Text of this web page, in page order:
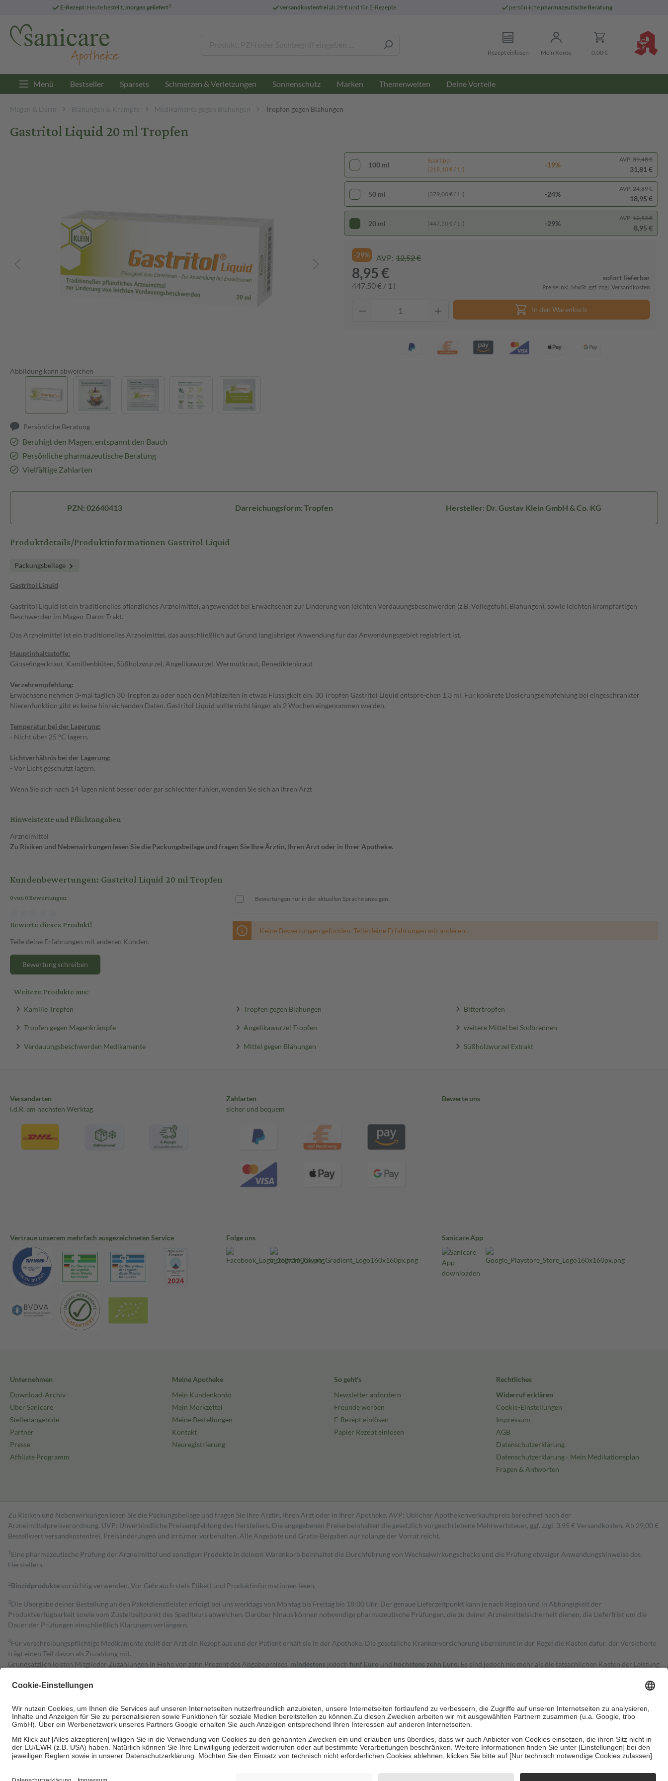
E-Rezept: Heute bestellt, morgen geliefert3 versandkostenfreiab 29 € und für E-Rezepte persönliche pharmazeutische Beratung
Rezept einlösen Mein Konto 0,00 €
Menü Bestseller Sparsets Schmerzen & Verletzungen Sonnenschutz Marken Themenwelten Deine Vorteile
Magen & Darm Blähungen & Krämpfe Medikamente gegen Blähungen Tropfen gegen Blähungen
Gastritol Liquid 20 ml Tropfen
Abbildung kann abweichen
Persönliche Beratung
Beruhigt den Magen, entspannt den Bauch
Persönliche pharmazeutische Beratung
Vielfältige Zahlarten
100 ml
Spartipp
(318,10 € / 1 l)
-19%
AVP: 39,48 €
31,81 €
50 ml (379,00 € / 1 l) -24%
AVP: 24,89 €
18,95 €
20 ml (447,50 € / 1 l) -29%
AVP: 12,52 €
8,95 €
-29% AVP: 12,52 €
8,95 €
447,50 € / 1 l
sofort lieferbar
Preise inkl. MwSt. ggf. zzgl. Versandkosten
In den Warenkorb
PZN: 02640413 Darreichungsform: Tropfen Hersteller: Dr. Gustav Klein GmbH & Co. KG
Produktdetails/Produktinformationen Gastritol Liquid
Packungsbeilage
Gastritol Liquid
Gastritol Liquid ist ein traditionelles pflanzliches Arzneimittel, angewendet bei Erwachsenen zur Linderung von leichten Verdauungsbeschwerden (z.B. Völlegefühl, Blähungen), sowie leichten krampfartigen
Beschwerden im Magen-Darm-Trakt.
Das Arzneimittel ist ein traditionelles Arzneimittel, das ausschließlich auf Grund langjähriger Anwendung für das Anwendungsgebiet registriert ist.
Hauptinhaltsstoffe:
Gänsefingerkraut, Kamillenblüten, Süßholzwurzel, Angelikawurzel, Wermutkraut, Benediktenkraut
Verzehrempfehlung:
Erwachsene nehmen 3-mal täglich 30 Tropfen zu oder nach den Mahlzeiten in etwas Flüssigkeit ein. 30 Tropfen Gastritol Liquid entspre-chen 1,3 ml. Für konkrete Dosierungsempfehlung bei eingeschränkter
Nierenfunktion gibt es keine hinreichenden Daten. Gastritol Liquid sollte nicht länger als 2 Wochen eingenommen werden.
Temperatur bei der Lagerung:
- Nicht über 25 °C lagern.
Lichtverhältnis bei der Lagerung:
- Vor Licht geschützt lagern.
Wenn Sie sich nach 14 Tagen nicht besser oder gar schlechter fühlen, wenden Sie sich an Ihren Arzt
Hinweistexte und Pflichtangaben
Arzneimittel
Zu Risiken und Nebenwirkungen lesen Sie die Packungsbeilage und fragen Sie Ihre Ärztin, Ihren Arzt oder in Ihrer Apotheke.
Kundenbewertungen: Gastritol Liquid 20 ml Tropfen
0 von 0 Bewertungen
Bewerte dieses Produkt!
Teile deine Erfahrungen mit anderen Kunden.
Bewertung schreiben
Bewertungen nur in der aktuellen Sprache anzeigen.
Keine Bewertungen gefunden. Teile deine Erfahrungen mit anderen.
Weitere Produkte aus:
Kamille Tropfen Tropfen gegen Blähungen Bittertropfen
Tropfen gegen Magenkrämpfe Angelikawurzel Tropfen weitere Mittel bei Sodbrennen
Verdauungsbeschwerden Medikamente Mittel gegen Blähungen Süßholzwurzel Extrakt
Versandarten
i.d.R. am nächsten Werktag
Zahlarten
sicher und bequem
Bewerte uns
Vertraue unserem mehrfach ausgezeichneten Service Folge uns Sanicare App
Unternehmen
Download-Archiv
Über Sanicare
Stellenangebote
Partner
Presse
Affiliate Programm
Meine Apotheke
Mein Kundenkonto
Mein Merkzettel
Meine Bestellungen
Kontakt
Neuregistrierung
So geht's
Newsletter anfordern
Freunde werben
E-Rezept einlösen
Papier Rezept einlösen
Rechtliches
Widerruf erklären
Cookie-Einstellungen
Impressum
AGB
Datenschutzerklärung
Datenschutzerklärung - Mein Medikationsplan
Fragen & Antworten
Zu Risiken und Nebenwirkungen lesen Sie die Packungsbeilage und fragen Sie Ihre Ärztin, Ihren Arzt oder in Ihrer Apotheke. AVP: Üblicher Apothekenverkaufspreis berechnet nach der
Arzneimittelpreisverordnung. UVP: Unverbindliche Preisempfehlung des Herstellers. Die angegebenen Preise beinhalten die gesetzlich vorgeschriebene Mehrwertsteuer, ggf. zzgl. 3,95 € Versandkosten. Ab 29,00 €
Bestell­wert versand­kosten­frei. Preisänderungen und Irrtümer vorbehalten. Alle Angebote und Gratis-Beigaben nur solange der Vorrat reicht.
1 Eine pharmazeutische Prüfung der Arzneimittel und sonstigen Produkte in deinem Warenkorb beinhaltet die Durchführung von Wechselwirkungschecks und die Prüfung etwaiger Anwendungshinweise des
Herstellers.
2Biozidproduktevorsichtig verwenden. Vor Gebrauch stets Etikett und Produktinformationen lesen.
3Die Übergabe deiner Bestellung an den Paketdienstleister erfolgt bei uns werktags von Montag bis Freitag bis 18:00 Uhr. Der genaue Lieferzeitpunkt kann je nach Region und in Abhängigkeit der
Produktverfügbarkeit sowie vom Zustellzeitpunkt des Spediteurs abweichen. Darüber hinaus können notwendige pharmazeutische Prüfungen, die zu deiner Arzneimittelsicherheit dienen, die Lieferfrist um die
Dauer der Prüfungen einschließlich Klärungen verlängern.
4Für verschreibungspflichtige Medikamente stellt der Arzt ein Rezept aus und der Patient erhält sie in der Apotheke. Die gesetzliche Krankenversicherung übernimmt in der Regel die Kosten dafür, der Versicherte
trägt einen Teil davon als Zuzahlung mit.
Grundsätzlich leisten Mitglieder Zuzahlungen in Höhe von zehn Prozent des Abgabepreises, mindestens jedoch fünf Euro und höchstens zehn Euro. Es sind jedoch nie mehr als die tatsächlichen Kosten der Leistung
Diese Regeln gelten grundsätzlich auch für Online-Apotheken.
Um das Engagement der Versicherten für ihre eigene Gesundheit zu stärken und die besondere Stellung der Familie zu unterstützen, fallenkeine Zuzahlungen an bei:
• Kindern und Jugendlichen bis zum vollendeten 18. Lebensjahr mit Ausnahme der Fahrkosten
• Untersuchungen zur Vorsorge und Früherkennung, die von der GKV getragen werden
• empfohlenen Schutzimpfungen
• Harn- und Blutteststreifen
Informationen findest du hier: https://help.etrusted.com/hc/de/articles/4419944605341